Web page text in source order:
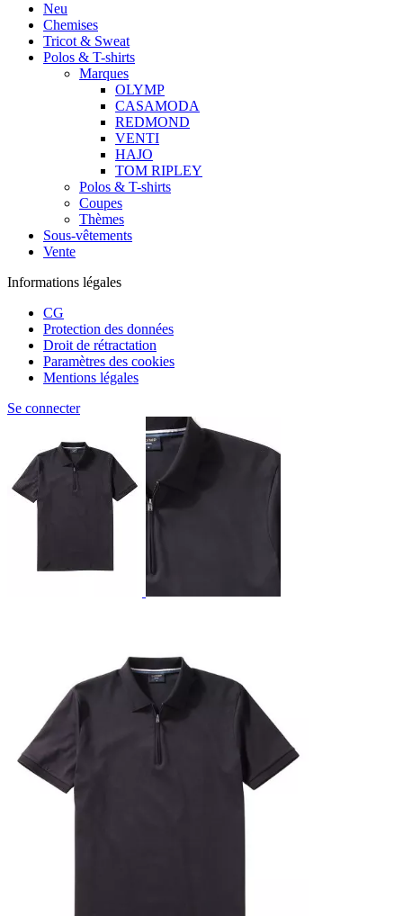
Neu
Chemises
Tricot & Sweat
Polos & T-shirts
Marques
OLYMP
CASAMODA
REDMOND
VENTI
HAJO
TOM RIPLEY
Polos & T-shirts
Coupes
Thèmes
Sous-vêtements
Vente
Informations légales
CG
Protection des données
Droit de rétractation
Paramètres des cookies
Mentions légales
Se connecter